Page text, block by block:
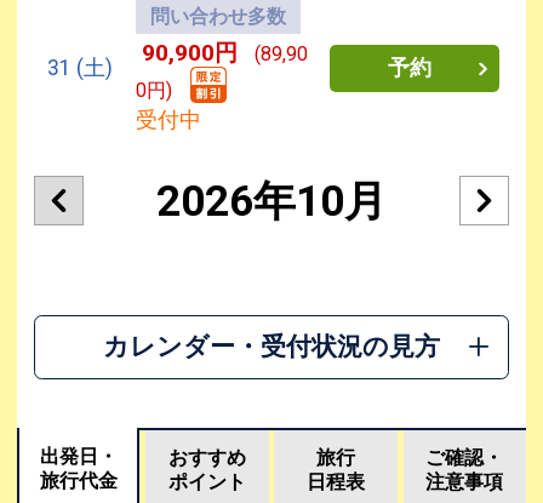
31 (土)
問い合わせ多数
90,900円
(89,90
0円)
受付中
予約
2026年10月
カレンダー・受付状況の見方
出発日・
旅行代金
おすすめ
ポイント
旅行
日程表
ご確認・
注意事項